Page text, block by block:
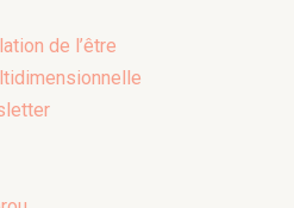
de l’être